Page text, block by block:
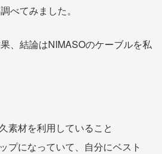
べてみました。
、結論はNIMASOのケーブルを私
素材を利用していること
プになっていて、自分にベスト